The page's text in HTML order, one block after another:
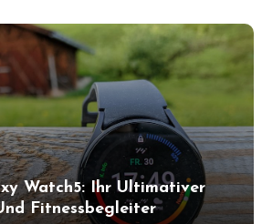
Watch5: Ihr Ultimativer
Fitnessbegleiter